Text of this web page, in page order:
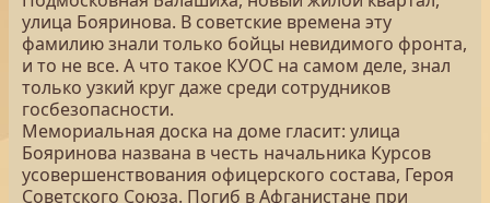
улица Бояринова. В советские времена эту
фамилию знали только бойцы невидимого фронта,
и то не все. А что такое КУОС на самом деле, знал
только узкий круг даже среди сотрудников
госбезопасности.
Мемориальная доска на доме гласит: улица
Бояринова названа в честь начальника Курсов
усовершенствования офицерского состава, Героя
Советского Союза. Погиб в Афганистане при